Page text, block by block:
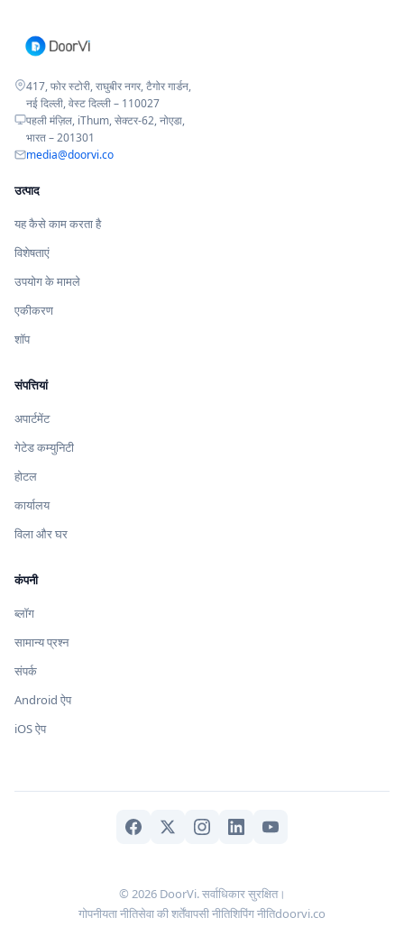
417, फोर स्टोरी, राघुबीर नगर, टैगोर गार्डन,
नई दिल्ली, वेस्ट दिल्ली – 110027
पहली मंज़िल, iThum, सेक्टर-62, नोएडा,
भारत – 201301
media@doorvi.co
उत्पाद
यह कैसे काम करता है
विशेषताएं
उपयोग के मामले
एकीकरण
शॉप
संपत्तियां
अपार्टमेंट
गेटेड कम्युनिटी
होटल
कार्यालय
विला और घर
कंपनी
ब्लॉग
सामान्य प्रश्न
संपर्क
Android ऐप
iOS ऐप
© 2026 DoorVi. सर्वाधिकार सुरक्षित।
गोपनीयता नीतिसेवा की शर्तेंवापसी नीतिशिपिंग नीतिdoorvi.co